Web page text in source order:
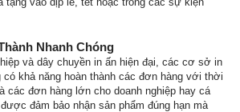
Nhanh Chóng
và dây chuyền in ấn hiện đại, các cơ sở in
khả năng hoàn thành các đơn hàng với thời
các đơn hàng lớn cho doanh nghiệp hay cá
đảm bảo nhận sản phẩm đúng hạn mà